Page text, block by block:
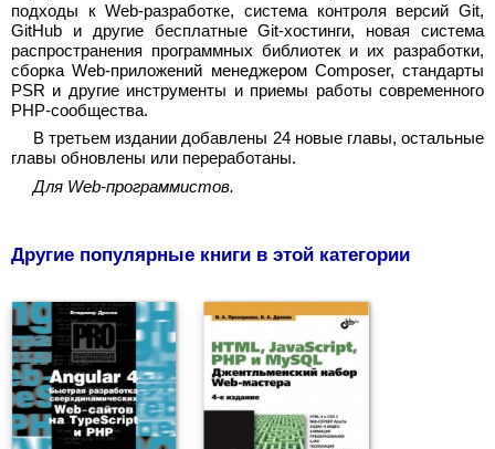
подходы к Web-разработке, система контроля версий Git,
GitHub и другие бесплатные Git-хостинги, новая система
распространения программных библиотек и их разработки,
сборка Web-приложений менеджером Composer, стандарты
PSR и другие инструменты и приемы работы современного
PHP-сообщества.
В третьем издании добавлены 24 новые главы, остальные
главы обновлены или переработаны.
Для Web-программистов.
Другие популярные книги в этой категории